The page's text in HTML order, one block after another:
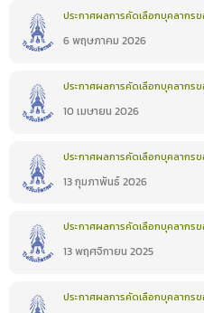
ประกาศผลการคัดเลือกบุคลากร
6 พฤษภาคม 2026
ประกาศผลการคัดเลือกบุคลากร
10 เมษายน 2026
ประกาศผลการคัดเลือกบุคลากร
13 กุมภาพันธ์ 2026
ประกาศผลการคัดเลือกบุคลากร
13 พฤศจิกายน 2025
ประกาศผลการคัดเลือกบุคลากร